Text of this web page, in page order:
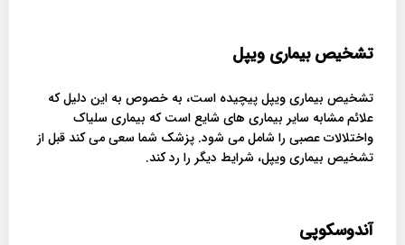
تشخیص بیماری ویپل
تشخیص بیماری ویپل پیچیده است، به خصوص به این دلیل که
علائم مشابه سایر بیماری های شایع است که بیماری سلیاک
واختلالات عصبی را شامل می شود. پزشک شما سعی می کند قبل از
تشخیص بیماری ویپل، شرایط دیگر را رد کند.
آندوسکوپی